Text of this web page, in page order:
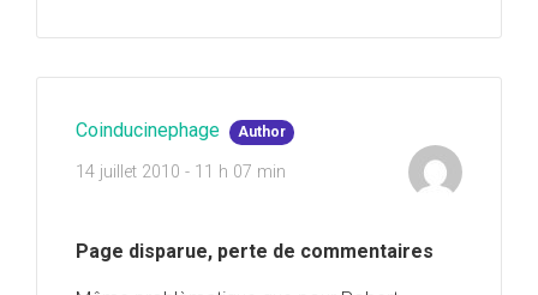
Coinducinephage Author
14 juillet 2010 - 11 h 07 min
Page disparue, perte de commentaires